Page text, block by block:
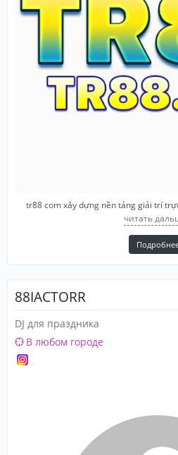
tr88 com xây dựng nền tảng giải trí
читать
88IACTORR
DJ для праздника
В любом городе